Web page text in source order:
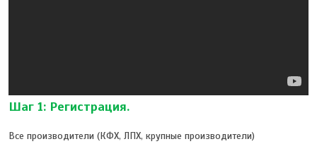
Шаг 1: Регистрация.
Все производители (КФХ, ЛПХ, крупные производители)